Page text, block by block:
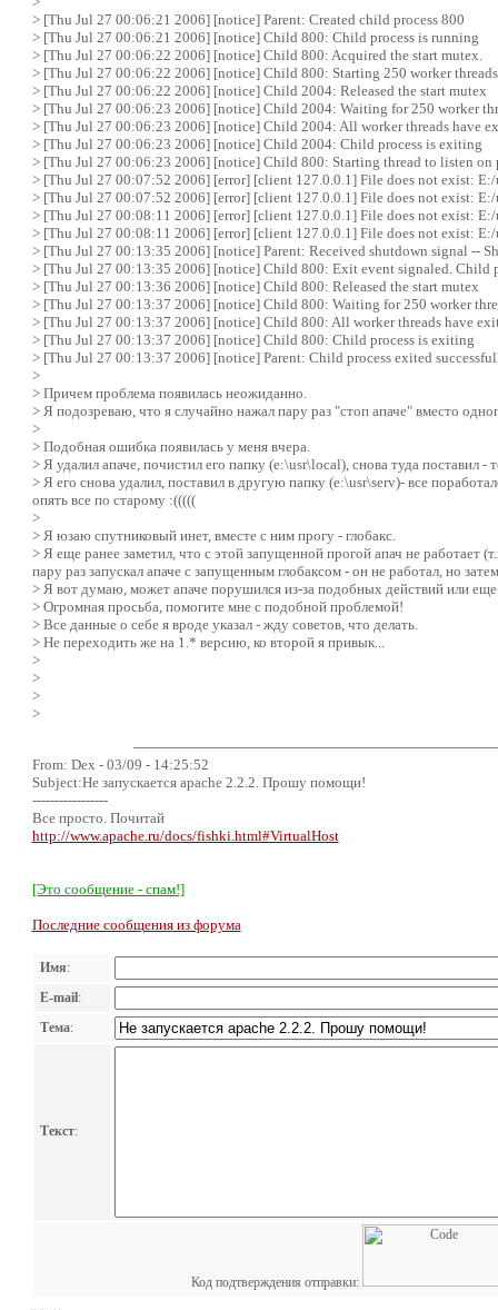
> [Thu Jul 27 00:06:21 2006] [notice] Parent: Created child process 800
> [Thu Jul 27 00:06:21 2006] [notice] Child 800: Child process is running
> [Thu Jul 27 00:06:22 2006] [notice] Child 800: Acquired the start mutex.
> [Thu Jul 27 00:06:22 2006] [notice] Child 800: Starting 250 worker
> [Thu Jul 27 00:06:22 2006] [notice] Child 2004: Released the start mutex
> [Thu Jul 27 00:06:23 2006] [notice] Child 2004: Waiting for 250 worker
> [Thu Jul 27 00:06:23 2006] [notice] Child 2004: All worker threads have
> [Thu Jul 27 00:06:23 2006] [notice] Child 2004: Child process is exiting
> [Thu Jul 27 00:06:23 2006] [notice] Child 800: Starting thread to listen on
> [Thu Jul 27 00:07:52 2006] [error] [client 127.0.0.1] File does not exist:
> [Thu Jul 27 00:07:52 2006] [error] [client 127.0.0.1] File does not exist:
> [Thu Jul 27 00:08:11 2006] [error] [client 127.0.0.1] File does not exist:
> [Thu Jul 27 00:08:11 2006] [error] [client 127.0.0.1] File does not exist:
> [Thu Jul 27 00:13:35 2006] [notice] Parent: Received shutdown signal --
> [Thu Jul 27 00:13:35 2006] [notice] Child 800: Exit event signaled. Child
> [Thu Jul 27 00:13:36 2006] [notice] Child 800: Released the start mutex
> [Thu Jul 27 00:13:37 2006] [notice] Child 800: Waiting for 250 worker
> [Thu Jul 27 00:13:37 2006] [notice] Child 800: All worker threads have
> [Thu Jul 27 00:13:37 2006] [notice] Child 800: Child process is exiting
> [Thu Jul 27 00:13:37 2006] [notice] Parent: Child process exited
>
> Причем проблема появилась неожиданно.
> Я подозреваю, что я случайно нажал пару раз "стоп апаче" вместо
>
> Подобная ошибка появилась у меня вчера.
> Я удалил апаче, почистил его папку (e:\usr\local), снова туда поставил -
> Я его снова удалил, поставил в другую папку (e:\usr\serv)- все
опять все по старому :(((((
>
> Я юзаю спутниковый инет, вместе с ним прогу - глобакс.
> Я еще ранее заметил, что с этой запущенной прогой апач не работает
пару раз запускал апаче с запущенным глобаксом - он не работал, но
> Я вот думаю, может апаче порушился из-за подобных действий или еще
> Огромная просьба, помогите мне с подобной проблемой!
> Все данные о себе я вроде указал - жду советов, что делать.
> Не переходить же на 1.* версию, ко второй я привык...
>
>
>
>
From: Dex - 03/09 - 14:25:52
Subject:Не запускается apache 2.2.2. Прошу помощи!
-----------------
Все просто. Почитай
http://www.apache.ru/docs/fishki.html#VirtualHost
[Это сообщение - спам!]
Последние сообщения из форума
Имя:
E-mail:
Тема:
Текст:
Код подтверждения отправки: